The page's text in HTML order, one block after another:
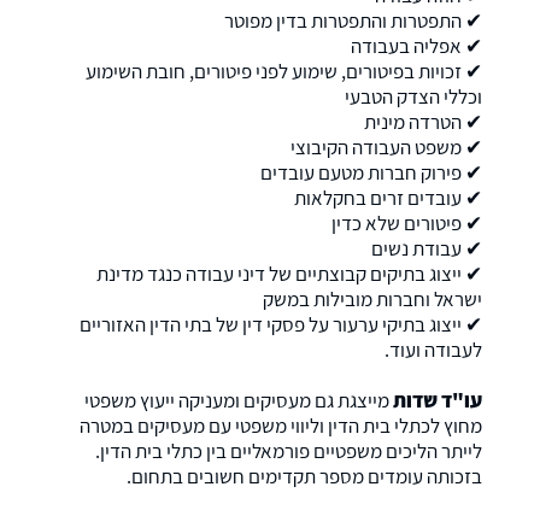
✔ התפטרות והתפטרות בדין מפוטר
✔ אפליה בעבודה
✔ זכויות בפיטורים, שימוע לפני פיטורים, חובת השימוע
וכללי הצדק הטבעי
✔ הטרדה מינית
✔ משפט העבודה הקיבוצי
✔ פירוק חברות מטעם עובדים
✔ עובדים זרים בחקלאות
✔ פיטורים שלא כדין
✔ עבודת נשים
✔ ייצוג בתיקים קבוצתיים של דיני עבודה כנגד מדינת
ישראל וחברות מובילות במשק
✔ ייצוג בתיקי ערעור על פסקי דין של בתי הדין האזוריים
לעבודה ועוד.
עו"ד שדותמייצגת גם מעסיקים ומעניקה ייעוץ משפטי
מחוץ לכתלי בית הדין וליווי משפטי עם מעסיקים במטרה
לייתר הליכים משפטיים פורמאליים בין כתלי בית הדין.
בזכותה עומדים מספר תקדימים חשובים בתחום.